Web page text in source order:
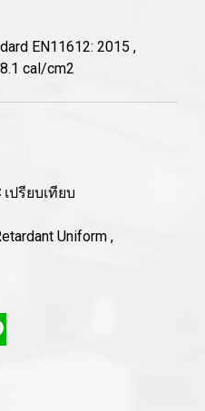
EN11612: 2015 ,
cal/cm2
เปรียบเทียบ
Uniform ,